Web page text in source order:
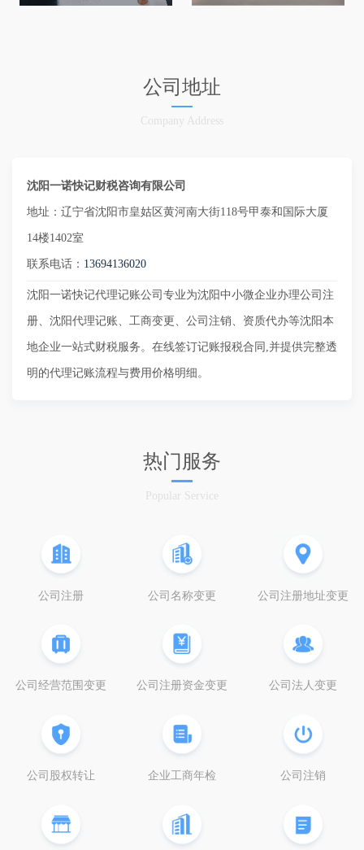
公司地址
Company Address
沈阳一诺快记财税咨询有限公司
地址：辽宁省沈阳市皇姑区黄河南大街118号甲泰和国际大厦
14楼1402室
联系电话： 13694136020
沈阳一诺快记代理记账公司专业为沈阳中小微企业办理公司注
册、沈阳代理记账、工商变更、公司注销、资质代办等沈阳本
地企业一站式财税服务。在线签订记账报税合同,并提供完整透
明的代理记账流程与费用价格明细。
热门服务
Popular Service
公司注册 公司名称变更 公司注册地址变更
公司经营范围变更 公司注册资金变更 公司法人变更
公司股权转让 企业工商年检 公司注销